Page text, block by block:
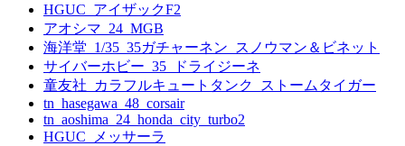
HGUC_アイザックF2
アオシマ_24_MGB
海洋堂_1/35_35ガチャーネン_スノウマン＆ビネット
サイバーホビー_35_ドライジーネ
童友社_カラフルキュートタンク_ストームタイガー
tn_hasegawa_48_corsair
tn_aoshima_24_honda_city_turbo2
HGUC_メッサーラ